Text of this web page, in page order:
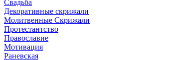
Свадьба
Декоративные скрижали
Молитвенные Скрижали
Протестантство
Православие
Мотивация
Раневская